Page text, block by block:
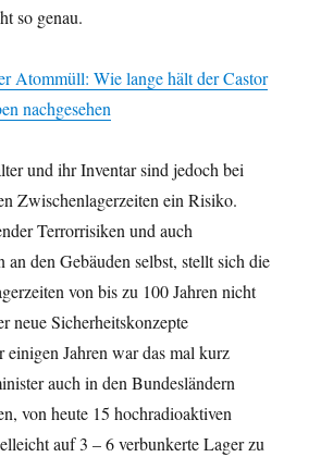
so genau.
Atommüll: Wie lange hält der Castor
nachgesehen
und ihr Inventar sind jedoch bei
Zwischenlagerzeiten ein Risiko.
Terrorrisiken und auch
an den Gebäuden selbst, stellt sich die
von bis zu 100 Jahren nicht
neue Sicherheitskonzepte
einigen Jahren war das mal kurz
auch in den Bundesländern
von heute 15 hochradioaktiven
auf 3 – 6 verbunkerte Lager zu